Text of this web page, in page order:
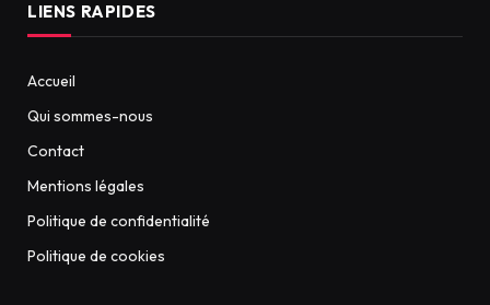
LIENS RAPIDES
Accueil
Qui sommes-nous
Contact
Mentions légales
Politique de confidentialité
Politique de cookies